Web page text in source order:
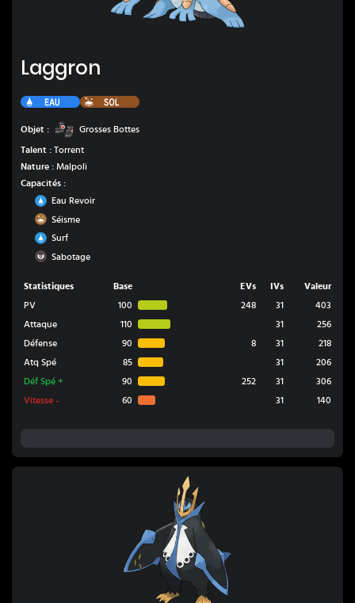
Laggron
Eau Sol
Objet :
Grosses Bottes
Grosses Bottes
Talent : Torrent
Nature : Malpoli
Capacités :
EauEau Revoir
SolSéisme
Eau
Surf
Ténèbres
Sabotage
Statistiques Base EVs IVs
Valeur
PV
100 248 31
403
Attaque
110 31
256
Défense
90 8 31
218
Atq Spé
85 31
206
Déf Spé + 90 252 31
306
Vitesse - 60 31 140